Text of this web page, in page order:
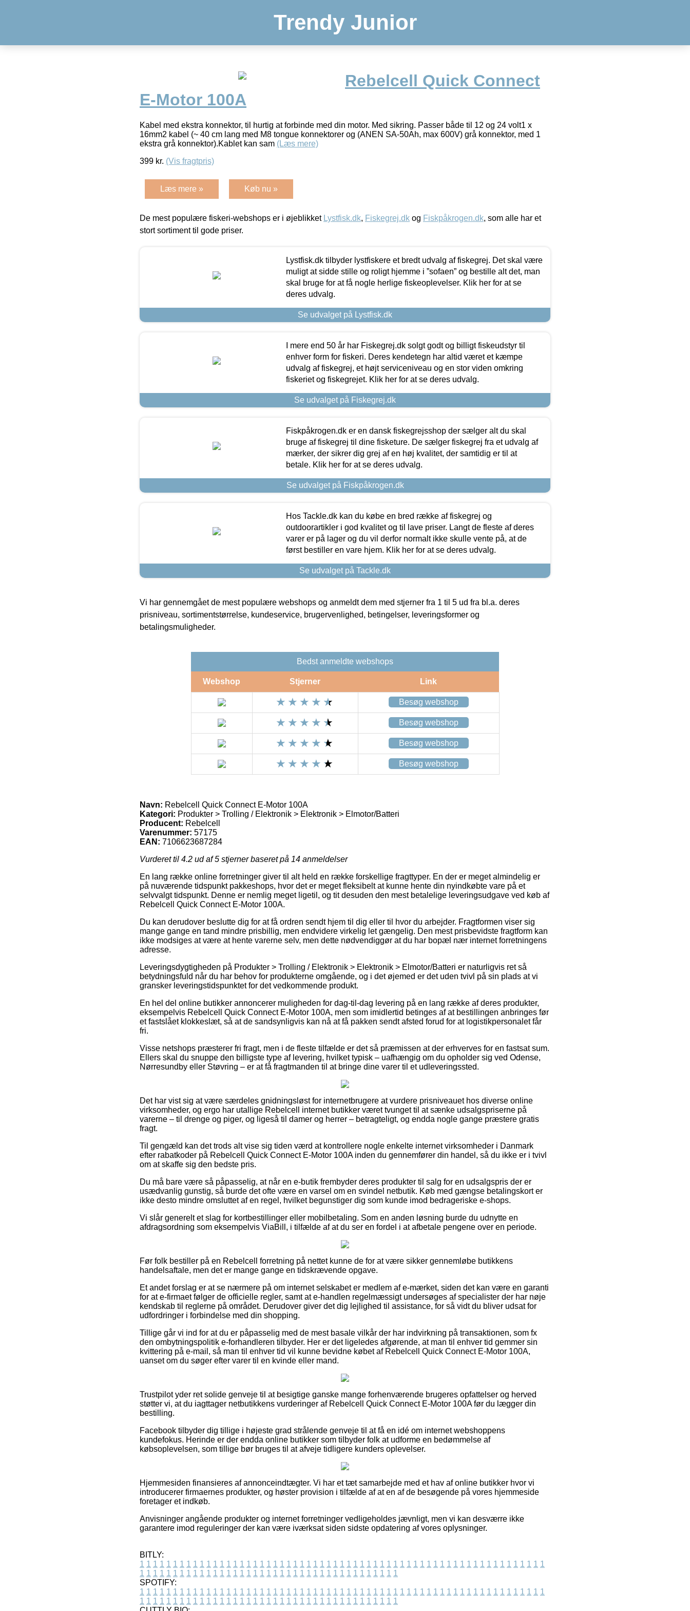
Trendy Junior
Rebelcell Quick Connect
E-Motor 100A
Kabel med ekstra konnektor, til hurtig at forbinde med din motor. Med sikring. Passer både til 12 og 24 volt1 x
16mm2 kabel (~ 40 cm lang med M8 tongue konnektorer og (ANEN SA-50Ah, max 600V) grå konnektor, med 1
ekstra grå konnektor).Kablet kan sam (Læs mere)
399 kr. (Vis fragtpris)
Læs mere » Køb nu »
De mest populære fiskeri-webshops er i øjeblikket Lystfisk.dk, Fiskegrej.dk og Fiskpåkrogen.dk, som alle har et
stort sortiment til gode priser.
Lystfisk.dk tilbyder lystfiskere et bredt udvalg af fiskegrej. Det skal være
muligt at sidde stille og roligt hjemme i ”sofaen” og bestille alt det, man
skal bruge for at få nogle herlige fiskeoplevelser. Klik her for at se
deres udvalg.
Se udvalget på Lystfisk.dk
I mere end 50 år har Fiskegrej.dk solgt godt og billigt fiskeudstyr til
enhver form for fiskeri. Deres kendetegn har altid været et kæmpe
udvalg af fiskegrej, et højt serviceniveau og en stor viden omkring
fiskeriet og fiskegrejet. Klik her for at se deres udvalg.
Se udvalget på Fiskegrej.dk
Fiskpåkrogen.dk er en dansk fiskegrejsshop der sælger alt du skal
bruge af fiskegrej til dine fisketure. De sælger fiskegrej fra et udvalg af
mærker, der sikrer dig grej af en høj kvalitet, der samtidig er til at
betale. Klik her for at se deres udvalg.
Se udvalget på Fiskpåkrogen.dk
Hos Tackle.dk kan du købe en bred række af fiskegrej og
outdoorartikler i god kvalitet og til lave priser. Langt de fleste af deres
varer er på lager og du vil derfor normalt ikke skulle vente på, at de
først bestiller en vare hjem. Klik her for at se deres udvalg.
Se udvalget på Tackle.dk
Vi har gennemgået de mest populære webshops og anmeldt dem med stjerner fra 1 til 5 ud fra bl.a. deres
prisniveau, sortimentstørrelse, kundeservice, brugervenlighed, betingelser, leveringsformer og
betalingsmuligheder.
Bedst anmeldte webshops
Webshop Stjerner Link
Besøg webshop
Besøg webshop
Besøg webshop
Besøg webshop
Navn: Rebelcell Quick Connect E-Motor 100A
Kategori: Produkter > Trolling / Elektronik > Elektronik > Elmotor/Batteri
Producent: Rebelcell
Varenummer: 57175
EAN: 7106623687284
Vurderet til 4.2 ud af 5 stjerner baseret på 14 anmeldelser
En lang række online forretninger giver til alt held en række forskellige fragttyper. En der er meget almindelig er
på nuværende tidspunkt pakkeshops, hvor det er meget fleksibelt at kunne hente din nyindkøbte vare på et
selvvalgt tidspunkt. Denne er nemlig meget ligetil, og tit desuden den mest betalelige leveringsudgave ved køb af
Rebelcell Quick Connect E-Motor 100A.
Du kan derudover beslutte dig for at få ordren sendt hjem til dig eller til hvor du arbejder. Fragtformen viser sig
mange gange en tand mindre prisbillig, men endvidere virkelig let gængelig. Den mest prisbevidste fragtform kan
ikke modsiges at være at hente varerne selv, men dette nødvendiggør at du har bopæl nær internet forretningens
adresse.
Leveringsdygtigheden på Produkter > Trolling / Elektronik > Elektronik > Elmotor/Batteri er naturligvis ret så
betydningsfuld når du har behov for produkterne omgående, og i det øjemed er det uden tvivl på sin plads at vi
gransker leveringstidspunktet for det vedkommende produkt.
En hel del online butikker annoncerer muligheden for dag-til-dag levering på en lang række af deres produkter,
eksempelvis Rebelcell Quick Connect E-Motor 100A, men som imidlertid betinges af at bestillingen anbringes før
et fastslået klokkeslæt, så at de sandsynligvis kan nå at få pakken sendt afsted forud for at logistikpersonalet får
fri.
Visse netshops præsterer fri fragt, men i de fleste tilfælde er det så præmissen at der erhverves for en fastsat sum.
Ellers skal du snuppe den billigste type af levering, hvilket typisk – uafhængig om du opholder sig ved Odense,
Nørresundby eller Støvring – er at få fragtmanden til at bringe dine varer til et udleveringssted.
Det har vist sig at være særdeles gnidningsløst for internetbrugere at vurdere prisniveauet hos diverse online
virksomheder, og ergo har utallige Rebelcell internet butikker været tvunget til at sænke udsalgspriserne på
varerne – til drenge og piger, og ligeså til damer og herrer – betragteligt, og endda nogle gange præstere gratis
fragt.
Til gengæld kan det trods alt vise sig tiden værd at kontrollere nogle enkelte internet virksomheder i Danmark
efter rabatkoder på Rebelcell Quick Connect E-Motor 100A inden du gennemfører din handel, så du ikke er i tvivl
om at skaffe sig den bedste pris.
Du må bare være så påpasselig, at når en e-butik frembyder deres produkter til salg for en udsalgspris der er
usædvanlig gunstig, så burde det ofte være en varsel om en svindel netbutik. Køb med gængse betalingskort er
ikke desto mindre omsluttet af en regel, hvilket begunstiger dig som kunde imod bedrageriske e-shops.
Vi slår generelt et slag for kortbestillinger eller mobilbetaling. Som en anden løsning burde du udnytte en
afdragsordning som eksempelvis ViaBill, i tilfælde af at du ser en fordel i at afbetale pengene over en periode.
Før folk bestiller på en Rebelcell forretning på nettet kunne de for at være sikker gennemløbe butikkens
handelsaftale, men det er mange gange en tidskrævende opgave.
Et andet forslag er at se nærmere på om internet selskabet er medlem af e-mærket, siden det kan være en garanti
for at e-firmaet følger de officielle regler, samt at e-handlen regelmæssigt undersøges af specialister der har nøje
kendskab til reglerne på området. Derudover giver det dig lejlighed til assistance, for så vidt du bliver udsat for
udfordringer i forbindelse med din shopping.
Tillige går vi ind for at du er påpasselig med de mest basale vilkår der har indvirkning på transaktionen, som fx
den ombytningspolitik e-forhandleren tilbyder. Her er det ligeledes afgørende, at man til enhver tid gemmer sin
kvittering på e-mail, så man til enhver tid vil kunne bevidne købet af Rebelcell Quick Connect E-Motor 100A,
uanset om du søger efter varer til en kvinde eller mand.
Trustpilot yder ret solide genveje til at besigtige ganske mange forhenværende brugeres opfattelser og herved
støtter vi, at du iagttager netbutikkens vurderinger af Rebelcell Quick Connect E-Motor 100A før du lægger din
bestilling.
Facebook tilbyder dig tillige i højeste grad strålende genveje til at få en idé om internet webshoppens
kundefokus. Herinde er der endda online butikker som tilbyder folk at udforme en bedømmelse af
købsoplevelsen, som tillige bør bruges til at afveje tidligere kunders oplevelser.
Hjemmesiden finansieres af annonceindtægter. Vi har et tæt samarbejde med et hav af online butikker hvor vi
introducerer firmaernes produkter, og høster provision i tilfælde af at en af de besøgende på vores hjemmeside
foretager et indkøb.
Anvisninger angående produkter og internet forretninger vedligeholdes jævnligt, men vi kan desværre ikke
garantere imod reguleringer der kan være iværksat siden sidste opdatering af vores oplysninger.
BITLY:
1 1 1 1 1 1 1 1 1 1 1 1 1 1 1 1 1 1 1 1 1 1 1 1 1 1 1 1 1 1 1 1 1 1 1 1 1 1 1 1 1 1 1 1 1 1 1 1 1 1 1 1 1 1 1 1 1 1 1 1 1
1 1 1 1 1 1 1 1 1 1 1 1 1 1 1 1 1 1 1 1 1 1 1 1 1 1 1 1 1 1 1 1 1 1 1 1 1 1 1
SPOTIFY:
1 1 1 1 1 1 1 1 1 1 1 1 1 1 1 1 1 1 1 1 1 1 1 1 1 1 1 1 1 1 1 1 1 1 1 1 1 1 1 1 1 1 1 1 1 1 1 1 1 1 1 1 1 1 1 1 1 1 1 1 1
1 1 1 1 1 1 1 1 1 1 1 1 1 1 1 1 1 1 1 1 1 1 1 1 1 1 1 1 1 1 1 1 1 1 1 1 1 1 1